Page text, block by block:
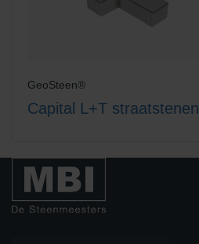
GeoSteen®
Capital L+T straatstenen